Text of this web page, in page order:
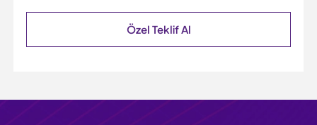
Özel Teklif Al